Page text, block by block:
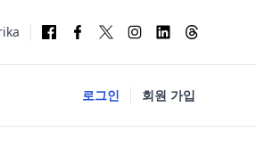
로그인 회원 가입